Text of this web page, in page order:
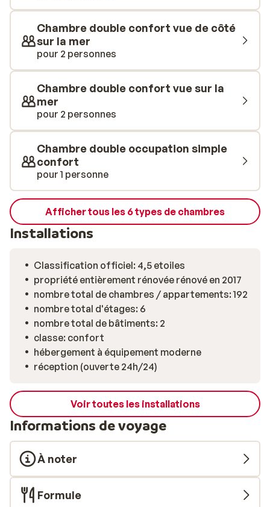
last but not least: les chambres sont très confortables
et bien équipées. Bon séjour!
Chambre double confort vue de côté
sur la mer
pour 2 personnes
Chambre double confort vue sur la
mer
pour 2 personnes
Chambre double occupation simple
confort
pour 1 personne
Afficher tous les 6 types de chambres
Installations
Classification officiel: 4,5 etoiles
propriété entièrement rénovée rénové en 2017
nombre total de chambres / appartements: 192
nombre total d'étages: 6
nombre total de bâtiments: 2
classe: confort
hébergement à équipement moderne
réception (ouverte 24h/24)
Voir toutes les installations
Informations de voyage
À noter
Formule